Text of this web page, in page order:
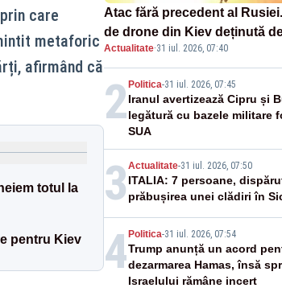
care
metaforic
afirmând că
totul la
pentru Kiev
Atac fără precedent al
de drone din Kiev deținută
companie americană,
rachetă rusească
Actualitate·31 iul. 2026, 07:40
2Politica-31 iul. 2026, 07:45
Iranul avertizează Cipru și
legătură cu bazele militare
SUA
3 Actualitate-31 iul. 2026, 07:50
ITALIA: 7 persoane,
prăbușirea unei clădiri în
4Politica-31 iul. 2026, 07:54
Trump anunță un acord
dezarmarea Hamas, însă
Israelului rămâne incert